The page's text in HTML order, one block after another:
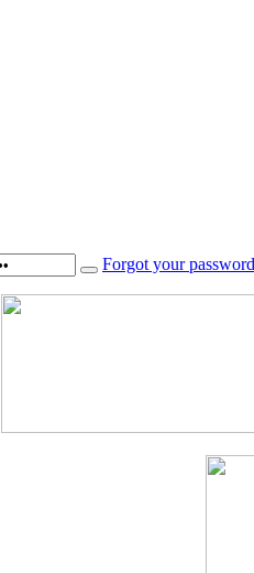
Forgot your